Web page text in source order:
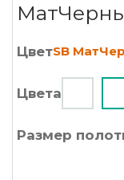
ЦветSB
Цвета
Размер